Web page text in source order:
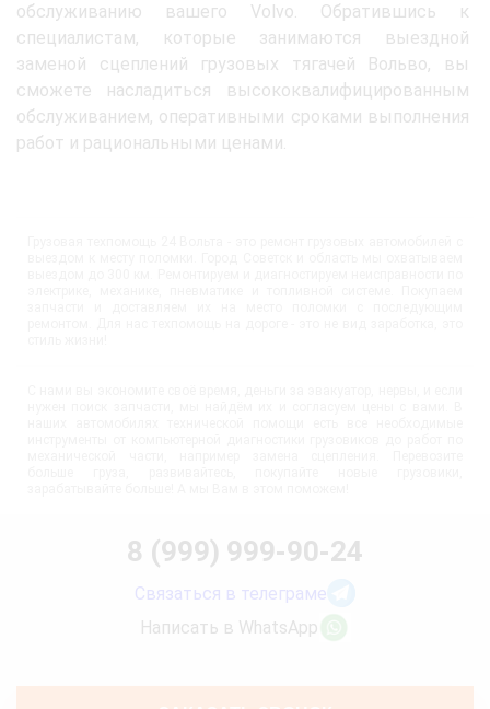
обслуживанию вашего Volvo. Обратившись к
специалистам, которые занимаются выездной
заменой сцеплений грузовых тягачей Вольво, вы
сможете насладиться высококвалифицированным
обслуживанием, оперативными сроками выполнения
работ и рациональными ценами.
8 (999) 999-90-24
Связаться в телеграме
Написать в WhatsApp